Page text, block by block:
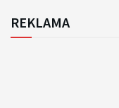
REKLAMA